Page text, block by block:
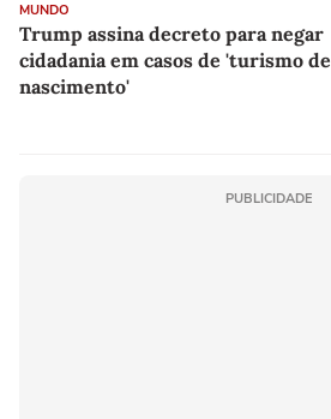
MUNDO
Trump assina decreto para negar
cidadania em casos de 'turismo de
nascimento'
PUBLICIDADE